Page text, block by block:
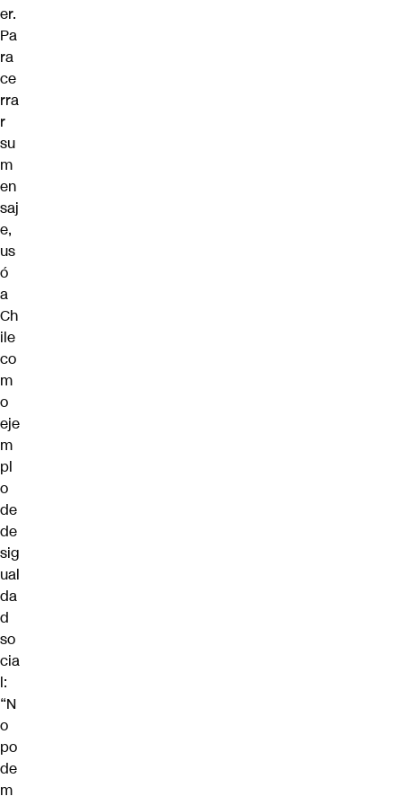
er.
Pa
ra
ce
rra
r
su
m
en
saj
e,
us
ó
a
Ch
ile
co
m
o
eje
m
pl
o
de
de
sig
ual
da
d
so
cia
l:
“N
o
po
de
m